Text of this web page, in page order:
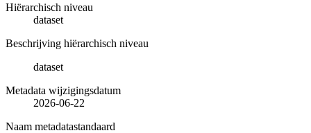
Hiërarchisch niveau
dataset
Beschrijving hiërarchisch niveau
dataset
Metadata wijzigingsdatum
2026-06-22
Naam metadatastandaard